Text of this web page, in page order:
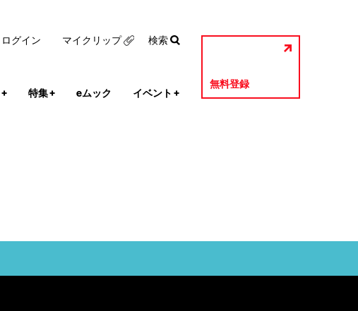
+ 特集+ eムック イベント +
無料登録
ログイン マイクリップ 検索